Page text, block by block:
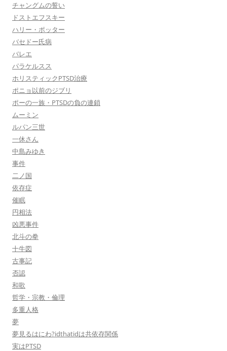
チャングムの誓い
ドストエフスキー
ハリー・ポッター
バセドー氏病
バレエ
パラケルスス
ホリスティックPTSD治療
ポニョ以前のジブリ
ポーの一族・PTSDの負の連鎖
ムーミン
ルパン三世
一休さん
中島みゆき
事件
二ノ国
依存症
催眠
円相法
凶悪事件
北斗の拳
十牛図
古事記
否認
和歌
哲学・宗教・倫理
多重人格
夢
夢見るはにわ?idthatidは共依存関係
実はPTSD